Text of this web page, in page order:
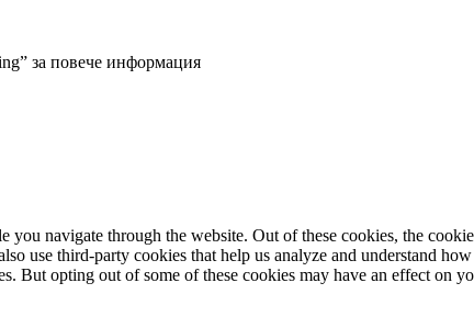
за повече информация
navigate through the website. Out of these cookies, the
use third-party cookies that help us analyze and understand
But opting out of some of these cookies may have an effect on